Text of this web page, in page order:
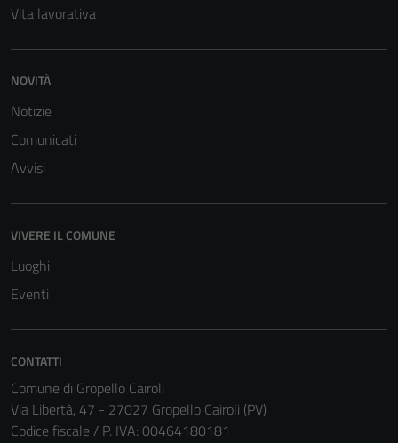
Vita lavorativa
NOVITÀ
Notizie
Comunicati
Avvisi
VIVERE IL COMUNE
Luoghi
Eventi
CONTATTI
Comune di Gropello Cairoli
Via Libertà, 47 - 27027 Gropello Cairoli (PV)
Codice fiscale / P. IVA: 00464180181